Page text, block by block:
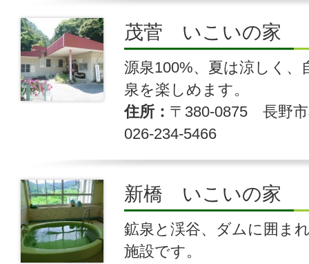
茂菅 いこいの家
源泉100%、夏は涼しく、
泉を楽しめます。
住所
〒380-0875 長野
026-234-5466
新橋 いこいの家
鉱泉と渓谷、ダムに囲ま
施設です。